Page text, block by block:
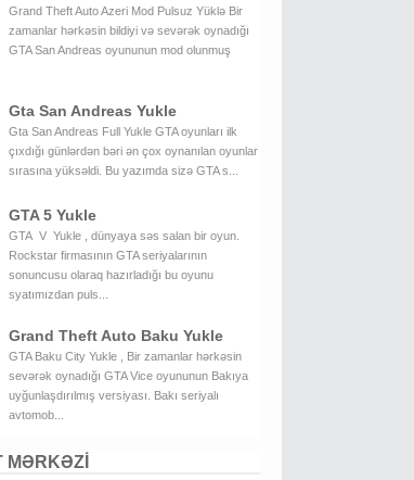
Grand Theft Auto Azeri Mod Pulsuz Yüklə Bir
zamanlar hərkəsin bildiyi və sevərək oynadığı
GTA San Andreas oyununun mod olunmuş
Gta San Andreas Yukle
Gta San Andreas Full Yukle GTA oyunları ilk
çıxdığı günlərdən bəri ən çox oynanılan oyunlar
sırasına yüksəldi. Bu yazımda sizə GTA s...
GTA 5 Yukle
GTA V Yukle , dünyaya səs salan bir oyun.
Rockstar firmasının GTA seriyalarının
sonuncusu olaraq hazırladığı bu oyunu
syatımızdan puls...
Grand Theft Auto Baku Yukle
GTA Baku City Yukle , Bir zamanlar hərkəsin
sevərək oynadığı GTA Vice oyununun Bakıya
uyğunlaşdırılmış versiyası. Bakı seriyalı
avtomob...
MƏRKƏZİ